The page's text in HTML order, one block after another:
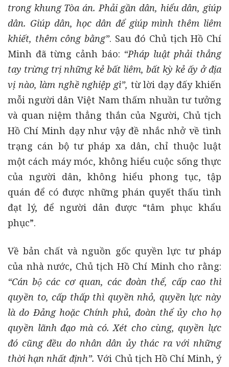
trong khung Tòa án. Phải gần dân, hiểu dân, giúp
dân. Giúp dân, học dân để giúp mình thêm liêm
khiết, thêm công bằng”. Sau đó Chủ tịch Hồ Chí
Minh đã từng cảnh báo: “Pháp luật phải thẳng
tay trừng trị những kẻ bất liêm, bất kỳ kẻ ấy ở địa
vị nào, làm nghề nghiệp gì”, từ lời dạy đấy khiến
mỗi người dân Việt Nam thấm nhuần tư tưởng
và quan niệm thẳng thắn của Người, Chủ tịch
Hồ Chí Minh dạy như vậy đề nhắc nhở về tình
trạng cán bộ tư pháp xa dân, chỉ thuộc luật
một cách máy móc, không hiểu cuộc sống thực
của người dân, không hiểu phong tục, tập
quán để có được những phán quyết thấu tình
đạt lý, để người dân được “tâm phục khẩu
phục”.
Về bản chất và nguồn gốc quyền lực tư pháp
của nhà nước, Chủ tịch Hồ Chí Minh cho rằng:
“Cán bộ các cơ quan, các đoàn thể, cấp cao thì
quyền to, cấp thấp thì quyền nhỏ, quyền lực này
là do Đảng hoặc Chính phủ, đoàn thể ủy cho họ
quyền lãnh đạo mà có. Xét cho cùng, quyền lực
đó cũng đều do nhân dân ủy thác ra với những
thời hạn nhất định”. Với Chủ tịch Hồ Chí Minh, ý